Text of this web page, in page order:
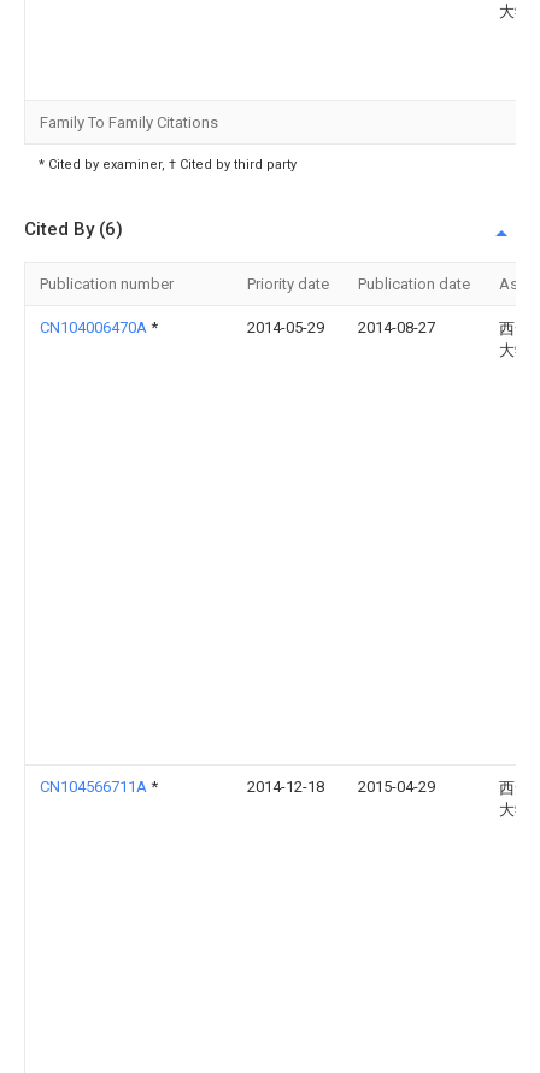
大学
Family To Family Citations
* Cited by examiner, † Cited by third party
Cited By (6)
Publication number Priority date Publication date
CN104006470A * 2014-05-29 2014-08-27
西安
大学
CN104566711A * 2014-12-18 2015-04-29
西安
大学